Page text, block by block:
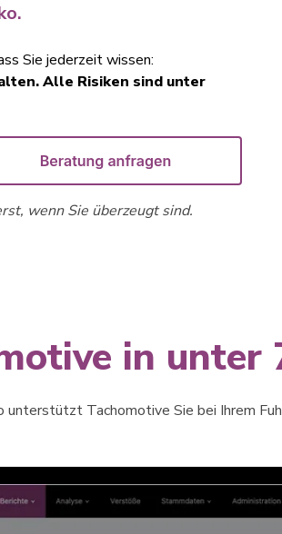
Sie jederzeit wissen:
Alle Risiken sind unter
wenn Sie überzeugt sind.
in unter
unterstützt Tachomotive Sie bei Ihrem